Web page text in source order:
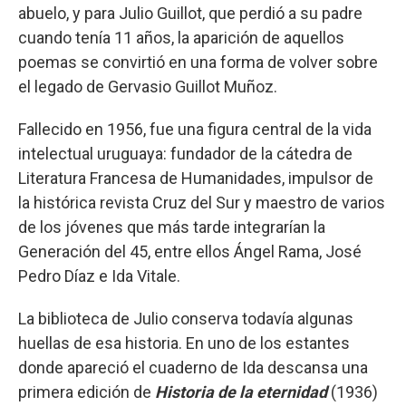
abuelo, y para Julio Guillot, que perdió a su padre
cuando tenía 11 años, la aparición de aquellos
poemas se convirtió en una forma de volver sobre
el legado de Gervasio Guillot Muñoz.
Fallecido en 1956, fue una figura central de la vida
intelectual uruguaya: fundador de la cátedra de
Literatura Francesa de Humanidades, impulsor de
la histórica revista Cruz del Sur y maestro de varios
de los jóvenes que más tarde integrarían la
Generación del 45, entre ellos Ángel Rama, José
Pedro Díaz e Ida Vitale.
La biblioteca de Julio conserva todavía algunas
huellas de esa historia. En uno de los estantes
donde apareció el cuaderno de Ida descansa una
primera edición de Historia de la eternidad(1936)